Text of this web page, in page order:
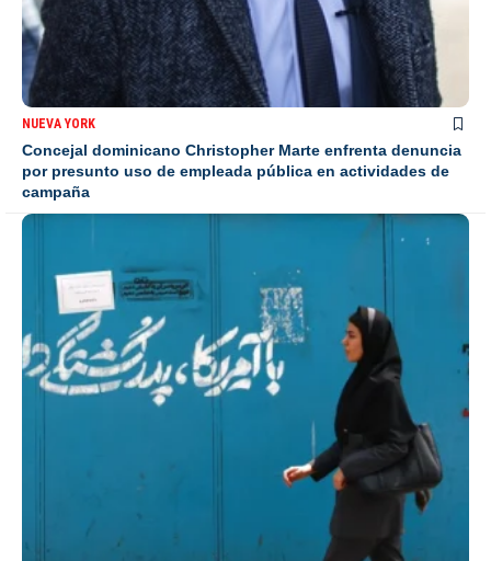
NUEVA YORK
Concejal dominicano Christopher Marte enfrenta denuncia
por presunto uso de empleada pública en actividades de
campaña